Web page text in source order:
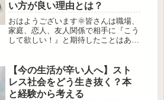
い方が良い理由とは？
おはようございます🌞皆さんは職場、
家庭、恋人、友人関係で相手に『こう
して欲しい！』と期待したことはある
の事を全然わかってくれない！』と、
その期待を裏切られた事もありません
か...
【今の生活が辛い人へ】スト
レス社会をどう生き抜く？本
と経験から考える